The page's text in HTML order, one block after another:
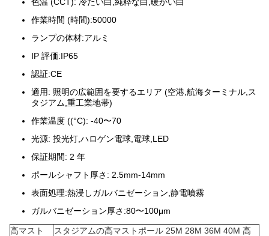
作業時間 (時間):50000
ランプの体材:アルミ
IP 評価:IP65
認証:CE
適用: 照明の広範囲を要するエリア (空港,航海ターミナル,ス
タジアム,重工業地帯)
作業温度 ((°C): -40〜70
光源: 投光灯,ハロゲン電球,電球,LED
保証期間: 2 年
ポールシャフト厚さ: 2.5mm-14mm
表面処理:熱浸しガルバニゼーション,静電噴霧
ガルバニゼーション厚さ:80〜100μm
高マスト スタジアムの高マストポール 25M 28M 36M 40M 高